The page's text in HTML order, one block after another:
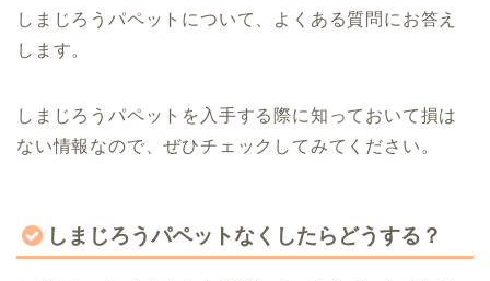
しまじろうパペットについて、よくある質問にお答え
します。
しまじろうパペットを入手する際に知っておいて損は
ない情報なので、ぜひチェックしてみてください。
しまじろうパペットなくしたらどうする？